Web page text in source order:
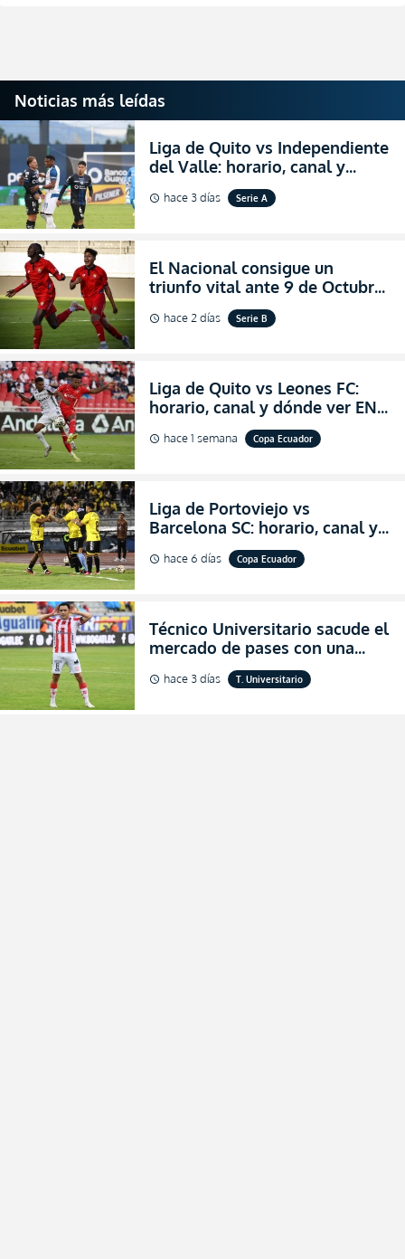
Noticias más leídas
Liga de Quito vs Independiente
del Valle: horario, canal y
dónde ver EN VIVO el
partidazo por la fecha 24 de la
schedule hace 3 días Serie A
El Nacional consigue un
triunfo vital ante 9 de Octubre
para encender la fe en la
salvación
schedule hace 2 días Serie B
Liga de Quito vs Leones FC:
horario, canal y dónde ver EN
VIVO los octavos de final de la
Copa Ecuador 2026
schedule hace 1 semana Copa Ecuador
Liga de Portoviejo vs
Barcelona SC: horario, canal y
dónde ver EN VIVO los octavos
de final de la Copa Ecuador
schedule hace 6 días Copa Ecuador
Técnico Universitario sacude el
mercado de pases con una
verdadera revolución para
asegurar la permanencia
schedule hace 3 días T. Universitario